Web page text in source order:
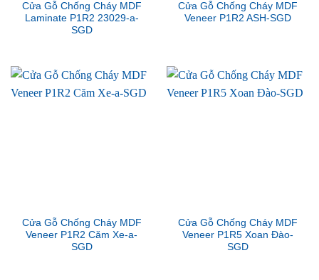
Cửa Gỗ Chống Cháy MDF
Laminate P1R2 23029-a-
SGD
Cửa Gỗ Chống Cháy MDF
Veneer P1R2 ASH-SGD
Cửa Gỗ Chống Cháy MDF
Veneer P1R2 Căm Xe-a-
SGD
Cửa Gỗ Chống Cháy MDF
Veneer P1R5 Xoan Đào-
SGD